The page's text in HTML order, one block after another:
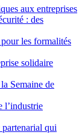
aux entreprises
: des
les formalités
solidaire
Semaine de
l’industrie
qui